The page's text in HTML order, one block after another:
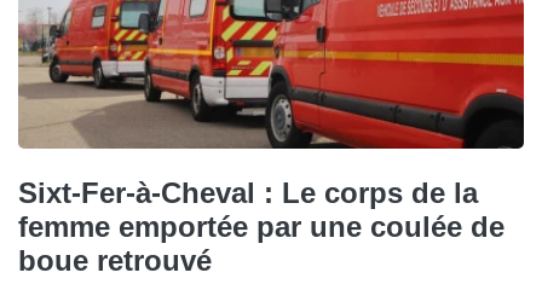
Sixt-Fer-à-Cheval : Le corps de la
femme emportée par une coulée de
boue retrouvé